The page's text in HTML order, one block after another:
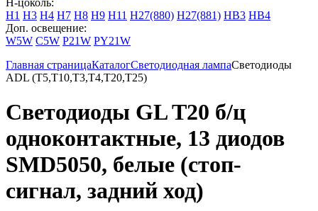
H-цоколь:
H1 H3 H4 H7 H8 H9 H11 H27(880) H27(881) HB3 HB4
Доп. освещение:
W5W C5W P21W PY21W
Главная страницаКаталогСветодиодная лампаСветодиоды
ADL (T5,T10,T3,T4,T20,T25)
Светодиоды GL T20 б/ц
одноконтактные, 13 диодов
SMD5050, белые (стоп-
сигнал, задний ход)